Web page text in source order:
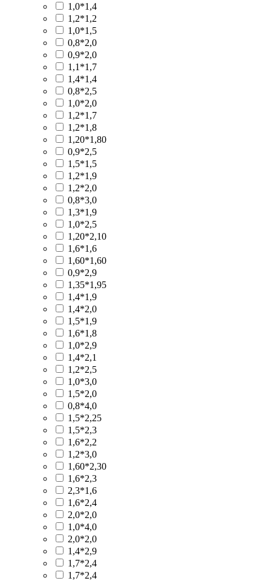
1,0*1,4
1,2*1,2
1,0*1,5
0,8*2,0
0,9*2,0
1,1*1,7
1,4*1,4
0,8*2,5
1,0*2,0
1,2*1,7
1,2*1,8
1,20*1,80
0,9*2,5
1,5*1,5
1,2*1,9
1,2*2,0
0,8*3,0
1,3*1,9
1,0*2,5
1,20*2,10
1,6*1,6
1,60*1,60
0,9*2,9
1,35*1,95
1,4*1,9
1,4*2,0
1,5*1,9
1,6*1,8
1,0*2,9
1,4*2,1
1,2*2,5
1,0*3,0
1,5*2,0
0,8*4,0
1,5*2,25
1,5*2,3
1,6*2,2
1,2*3,0
1,60*2,30
1,6*2,3
2,3*1,6
1,6*2,4
2,0*2,0
1,0*4,0
2,0*2,0
1,4*2,9
1,7*2,4
1,7*2,4